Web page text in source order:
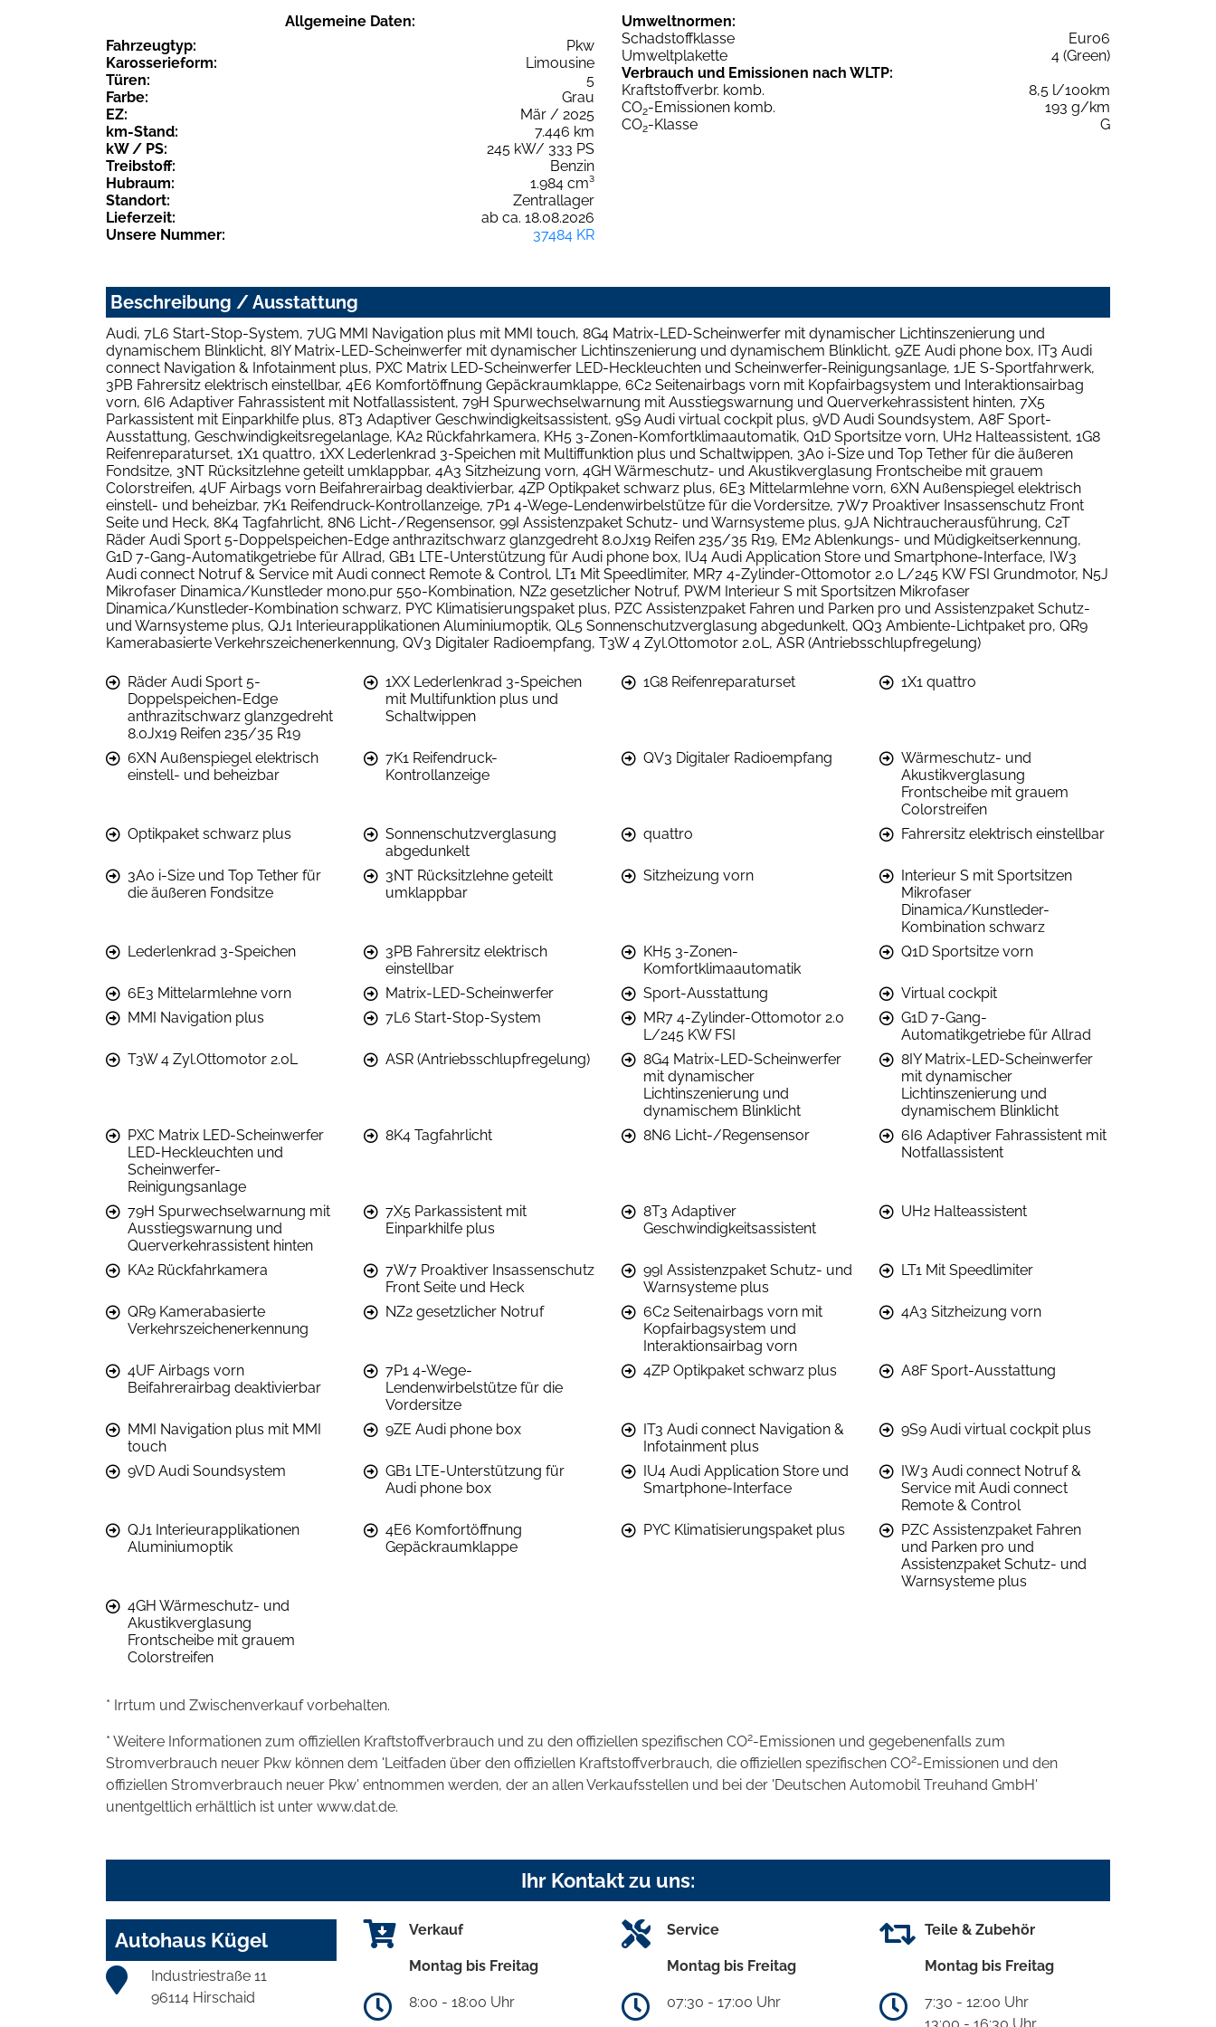
Allgemeine Daten:
Fahrzeugtyp:
Pkw
Karosserieform:
Limousine
Türen:
5
Farbe:
Grau
EZ:
Mär / 2025
km-Stand:
7.446 km
kW / PS:
245 kW/ 333 PS
Treibstoff:
Benzin
Hubraum:
1.984 cm³
Standort:
Zentrallager
Lieferzeit:
ab ca. 18.08.2026
Unsere Nummer:
37484 KR
Umweltnormen:
Schadstoffklasse
Euro6
Umweltplakette
4 (Green)
Verbrauch und Emissionen nach WLTP:
Kraftstoffverbr. komb.
8,5 l/100km
CO2-Emissionen komb.
193 g/km
CO2-Klasse G
Beschreibung / Ausstattung
Audi, 7L6 Start-Stop-System, 7UG MMI Navigation plus mit MMI touch, 8G4 Matrix-LED-Scheinwerfer mit dynamischer Lichtinszenierung und
dynamischem Blinklicht, 8IY Matrix-LED-Scheinwerfer mit dynamischer Lichtinszenierung und dynamischem Blinklicht, 9ZE Audi phone box, IT3 Audi
connect Navigation & Infotainment plus, PXC Matrix LED-Scheinwerfer LED-Heckleuchten und Scheinwerfer-Reinigungsanlage, 1JE S-Sportfahrwerk,
3PB Fahrersitz elektrisch einstellbar, 4E6 Komfortöffnung Gepäckraumklappe, 6C2 Seitenairbags vorn mit Kopfairbagsystem und Interaktionsairbag
vorn, 6I6 Adaptiver Fahrassistent mit Notfallassistent, 79H Spurwechselwarnung mit Ausstiegswarnung und Querverkehrassistent hinten, 7X5
Parkassistent mit Einparkhilfe plus, 8T3 Adaptiver Geschwindigkeitsassistent, 9S9 Audi virtual cockpit plus, 9VD Audi Soundsystem, A8F Sport-
Ausstattung, Geschwindigkeitsregelanlage, KA2 Rückfahrkamera, KH5 3-Zonen-Komfortklimaautomatik, Q1D Sportsitze vorn, UH2 Halteassistent, 1G8
Reifenreparaturset, 1X1 quattro, 1XX Lederlenkrad 3-Speichen mit Multiffunktion plus und Schaltwippen, 3A0 i-Size und Top Tether für die äußeren
Fondsitze, 3NT Rücksitzlehne geteilt umklappbar, 4A3 Sitzheizung vorn, 4GH Wärmeschutz- und Akustikverglasung Frontscheibe mit grauem
Colorstreifen, 4UF Airbags vorn Beifahrerairbag deaktivierbar, 4ZP Optikpaket schwarz plus, 6E3 Mittelarmlehne vorn, 6XN Außenspiegel elektrisch
einstell- und beheizbar, 7K1 Reifendruck-Kontrollanzeige, 7P1 4-Wege-Lendenwirbelstütze für die Vordersitze, 7W7 Proaktiver Insassenschutz Front
Seite und Heck, 8K4 Tagfahrlicht, 8N6 Licht-/Regensensor, 99I Assistenzpaket Schutz- und Warnsysteme plus, 9JA Nichtraucherausführung, C2T
Räder Audi Sport 5-Doppelspeichen-Edge anthrazitschwarz glanzgedreht 8.0Jx19 Reifen 235/35 R19, EM2 Ablenkungs- und Müdigkeitserkennung,
G1D 7-Gang-Automatikgetriebe für Allrad, GB1 LTE-Unterstützung für Audi phone box, IU4 Audi Application Store und Smartphone-Interface, IW3
Audi connect Notruf & Service mit Audi connect Remote & Control, LT1 Mit Speedlimiter, MR7 4-Zylinder-Ottomotor 2.0 L/245 KW FSI Grundmotor, N5J
Mikrofaser Dinamica/Kunstleder mono.pur 550-Kombination, NZ2 gesetzlicher Notruf, PWM Interieur S mit Sportsitzen Mikrofaser
Dinamica/Kunstleder-Kombination schwarz, PYC Klimatisierungspaket plus, PZC Assistenzpaket Fahren und Parken pro und Assistenzpaket Schutz-
und Warnsysteme plus, QJ1 Interieurapplikationen Aluminiumoptik, QL5 Sonnenschutzverglasung abgedunkelt, QQ3 Ambiente-Lichtpaket pro, QR9
Kamerabasierte Verkehrszeichenerkennung, QV3 Digitaler Radioempfang, T3W 4 Zyl.Ottomotor 2.0L, ASR (Antriebsschlupfregelung)
Räder Audi Sport 5-
Doppelspeichen-Edge
anthrazitschwarz glanzgedreht
8.0Jx19 Reifen 235/35 R19
1XX Lederlenkrad 3-Speichen
mit Multifunktion plus und
Schaltwippen
1G8 Reifenreparaturset 1X1 quattro
6XN Außenspiegel elektrisch
einstell- und beheizbar
7K1 Reifendruck-
Kontrollanzeige
QV3 Digitaler Radioempfang
Wärmeschutz- und
Akustikverglasung
Frontscheibe mit grauem
Colorstreifen
Optikpaket schwarz plus
Sonnenschutzverglasung
abgedunkelt
quattro Fahrersitz elektrisch einstellbar
3A0 i-Size und Top Tether für
die äußeren Fondsitze
3NT Rücksitzlehne geteilt
umklappbar
Sitzheizung vorn
Interieur S mit Sportsitzen
Mikrofaser
Dinamica/Kunstleder-
Kombination schwarz
Lederlenkrad 3-Speichen
3PB Fahrersitz elektrisch
einstellbar
KH5 3-Zonen-
Komfortklimaautomatik
Q1D Sportsitze vorn
6E3 Mittelarmlehne vorn Matrix-LED-Scheinwerfer Sport-Ausstattung
Virtual cockpit
MMI Navigation plus
7L6 Start-Stop-System
MR7 4-Zylinder-Ottomotor 2.0
L/245 KW FSI
G1D 7-Gang-
Automatikgetriebe für Allrad
T3W 4 Zyl.Ottomotor 2.0L
ASR (Antriebsschlupfregelung)
8G4 Matrix-LED-Scheinwerfer
mit dynamischer
Lichtinszenierung und
dynamischem Blinklicht
8IY Matrix-LED-Scheinwerfer
mit dynamischer
Lichtinszenierung und
dynamischem Blinklicht
PXC Matrix LED-Scheinwerfer
LED-Heckleuchten und
Scheinwerfer-
Reinigungsanlage
8K4 Tagfahrlicht 8N6 Licht-/Regensensor
6I6 Adaptiver Fahrassistent mit
Notfallassistent
79H Spurwechselwarnung mit
Ausstiegswarnung und
Querverkehrassistent hinten
7X5 Parkassistent mit
Einparkhilfe plus
8T3 Adaptiver
Geschwindigkeitsassistent
UH2 Halteassistent
KA2 Rückfahrkamera
7W7 Proaktiver Insassenschutz
Front Seite und Heck
99I Assistenzpaket Schutz- und
Warnsysteme plus
LT1 Mit Speedlimiter
QR9 Kamerabasierte
Verkehrszeichenerkennung
NZ2 gesetzlicher Notruf
6C2 Seitenairbags vorn mit
Kopfairbagsystem und
Interaktionsairbag vorn
4A3 Sitzheizung vorn
4UF Airbags vorn
Beifahrerairbag deaktivierbar
7P1 4-Wege-
Lendenwirbelstütze für die
Vordersitze
4ZP Optikpaket schwarz plus A8F Sport-Ausstattung
MMI Navigation plus mit MMI
touch
9ZE Audi phone box
IT3 Audi connect Navigation &
Infotainment plus
9S9 Audi virtual cockpit plus
9VD Audi Soundsystem
GB1 LTE-Unterstützung für
Audi phone box
IU4 Audi Application Store und
Smartphone-Interface
IW3 Audi connect Notruf &
Service mit Audi connect
Remote & Control
QJ1 Interieurapplikationen
Aluminiumoptik
4E6 Komfortöffnung
Gepäckraumklappe
PYC Klimatisierungspaket plus
PZC Assistenzpaket Fahren
und Parken pro und
Assistenzpaket Schutz- und
Warnsysteme plus
4GH Wärmeschutz- und
Akustikverglasung
Frontscheibe mit grauem
Colorstreifen
* Irrtum und Zwischenverkauf vorbehalten.
* Weitere Informationen zum offiziellen Kraftstoffverbrauch und zu den offiziellen spezifischen CO2-Emissionen und gegebenenfalls zum
Stromverbrauch neuer Pkw können dem 'Leitfaden über den offiziellen Kraftstoffverbrauch, die offiziellen spezifischen CO2-Emissionen und den
offiziellen Stromverbrauch neuer Pkw' entnommen werden, der an allen Verkaufsstellen und bei der 'Deutschen Automobil Treuhand GmbH'
unentgeltlich erhältlich ist unter www.dat.de.
Ihr Kontakt zu uns:
Autohaus Kügel
Industriestraße 11
96114 Hirschaid
Verkauf
Montag bis Freitag
8:00 - 18:00 Uhr
Service
Montag bis Freitag
07:30 - 17:00 Uhr
Teile & Zubehör
Montag bis Freitag
7:30 - 12:00 Uhr
13:00 - 16:30 Uhr